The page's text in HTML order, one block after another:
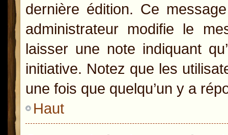
dernière édition. Ce
administrateur modifie le
laisser une note indiquant
initiative. Notez que les
une fois que quelqu’un y a
Haut